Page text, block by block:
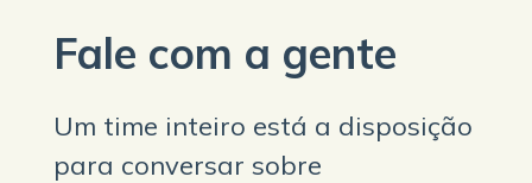
Fale com a gente
Um time inteiro está a disposição
para conversar sobre